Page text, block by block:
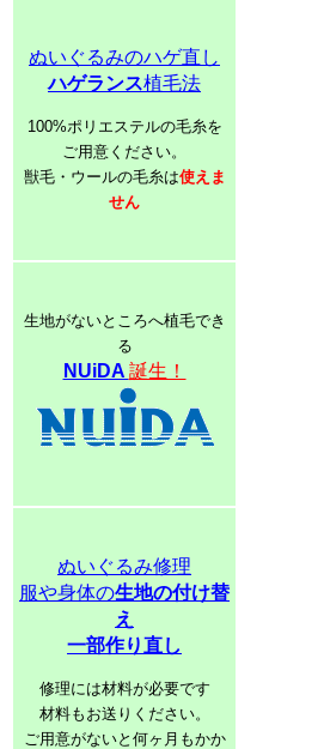
ぬいぐるみのハゲ直し
ハゲランス植毛法
100%ポリエステルの毛糸を
ご用意ください。
獣毛・ウールの毛糸は使えま
せん
生地がないところへ植毛でき
る
NUiDA 誕生！
ぬいぐるみ修理
服や身体の生地の付け替
え
一部作り直し
修理には材料が必要です
材料もお送りください。
ご用意がないと何ヶ月もかか